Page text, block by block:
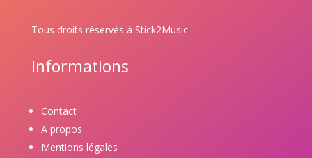
Tous droits réservés à Stick2Music
Informations
Contact
A propos
Mentions légales